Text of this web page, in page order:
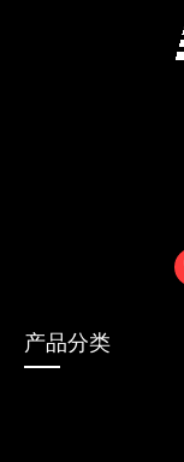
产品分类